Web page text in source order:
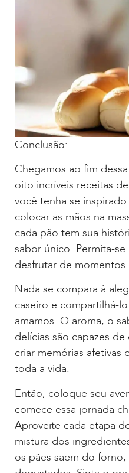
Conclusão:
Chegamos ao fim
oito incríveis receitas
você tenha se
colocar as mãos na
cada pão tem sua
sabor único. Permita-
desfrutar de momentos
Nada se compara à
caseiro e compartilhá-
amamos. O aroma, o
delícias são capazes
criar memórias afetivas
toda a vida.
Então, coloque seu
comece essa jornada
Aproveite cada etapa
mistura dos
os pães saem do